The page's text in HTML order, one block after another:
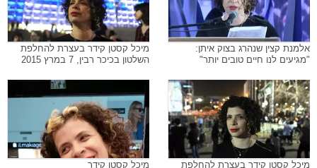
אלמנת קצין שנהרג בצוק איתן:
"מגיעים לנו חיים טובים יותר"
מיכל קסטן קידר בעצרת להחלפת
השלטון בכיכר רבין, 7 במרץ 2015
מיכל קסטן קידר בעצרת להחלפת
מיכל קסטן קידר